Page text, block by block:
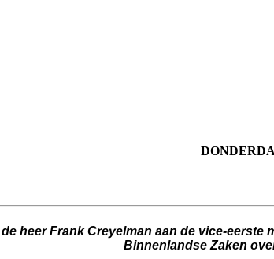
heer Frank Creyelman aan de vice-
Binnenlandse Zaken